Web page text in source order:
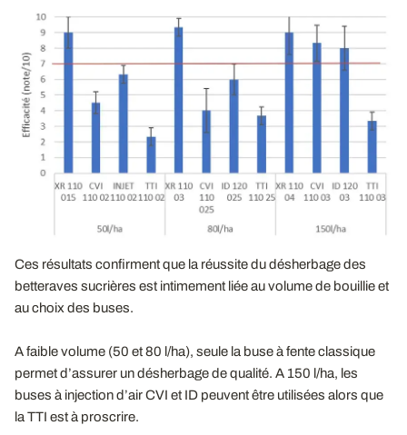
Ces résultats confirment que la réussite du désherbage des
betteraves sucrières est intimement liée au volume de bouillie et
au choix des buses.
A faible volume (50 et 80 l/ha), seule la buse à fente classique
permet d’assurer un désherbage de qualité. A 150 l/ha, les
buses à injection d’air CVI et ID peuvent être utilisées alors que
la TTI est à proscrire.